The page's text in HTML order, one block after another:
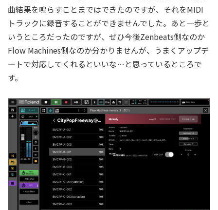
曲結果を鳴らすことまではできたのですが、それをMIDI
トラックに録音することができませんでした。あと一歩と
いうところだったのですが、ぜひ今後Zenbeats側なのか
Flow Machines側なのか分かりませんが、うまくアップデ
ートで対応してくれるといいな…と思っているところで
す。